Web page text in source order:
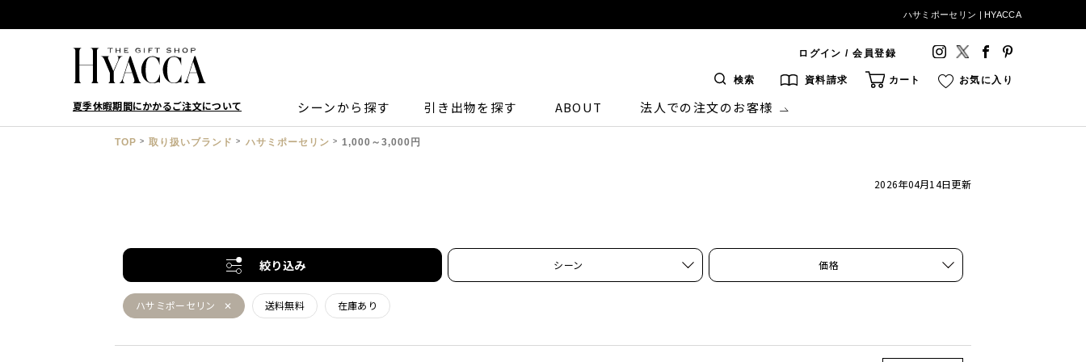
ハサミポーセリン | HYACCA
ログイン / 会員登録
検索 資料請求 カート お気に入り
シーンから探す 引き出物を探す ABOUT 法人での注文のお客様
TOP 取り扱いブランド ハサミポーセリン 1,000～3,000円
2026年04月14日更新
夏季休暇期間にかかるご注文について
絞り込み シーン 価格
ハサミポーセリン 送料無料 在庫あり